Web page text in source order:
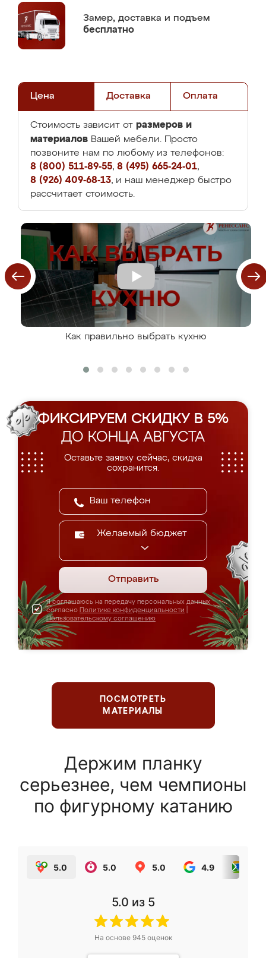
Замер, доставка и подъем
бесплатно
Цена Доставка Оплата
Стоимость зависит от размеров и
материалов Вашей мебели. Просто
позвоните нам по любому из телефонов:
8 (800) 511-89-55, 8 (495) 665-24-01,
8 (926) 409-68-13, и наш менеджер быстро
рассчитает стоимость.
Как правильно выбрать кухню
ФИКСИРУЕМ СКИДКУ В 5%
ДО КОНЦА АВГУСТА
Оставьте заявку сейчас, скидка
сохранится.
Желаемый бюджет
Отправить
Я соглашаюсь на передачу персональных данных
согласно Политике конфиденциальности
Пользовательскому соглашению
ПОСМОТРЕТЬ
МАТЕРИАЛЫ
Держим планку
серьезнее, чем чемпионы
по фигурному катанию
5.0 5.0 5.0 4.9
5.0 из 5
На основе 945оценок